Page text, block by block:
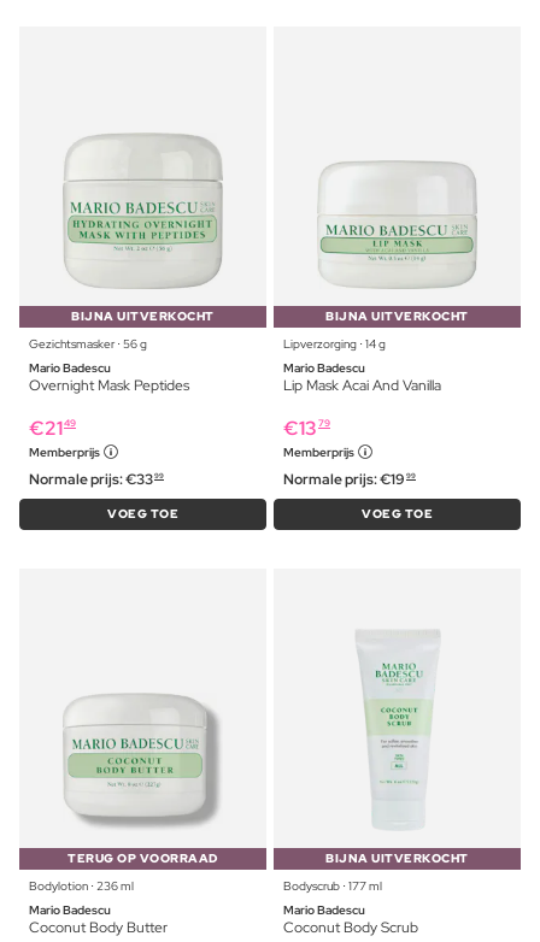
BIJNA UITVERKOCHT
Gezichtsmasker ⋅ 56 g
Mario Badescu
Overnight Mask Peptides
€2149
Memberprijs
Normale prijs:€3399
VOEG TOE
BIJNA UITVERKOCHT
Lipverzorging ⋅ 14 g
Mario Badescu
Lip Mask Acai And Vanilla
€13 79
Memberprijs
Normale prijs:€19 99
VOEG TOE
TERUG OP VOORRAAD
Bodylotion ⋅ 236 ml
Mario Badescu
Coconut Body Butter
BIJNA UITVERKOCHT
Bodyscrub ⋅ 177 ml
Mario Badescu
Coconut Body Scrub